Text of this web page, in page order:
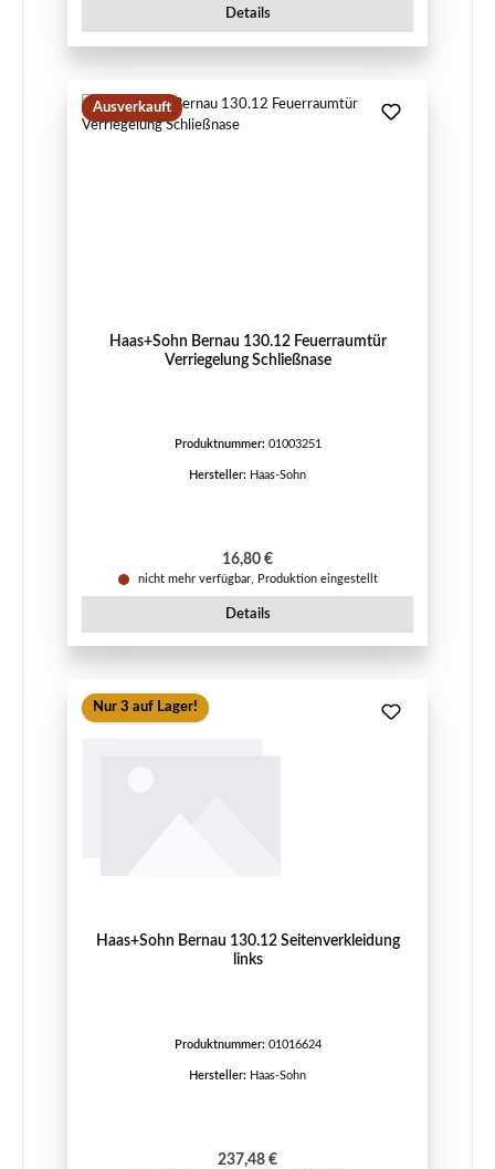
Details
Ausverkauft
Haas+Sohn Bernau 130.12 Feuerraumtür
Verriegelung Schließnase
Produktnummer: 01003251
Hersteller: Haas-Sohn
Regulärer Preis:
16,80 €
nicht mehr verfügbar, Produktion eingestellt
Details
Nur 3 auf Lager!
Haas+Sohn Bernau 130.12 Seitenverkleidung
links
Produktnummer: 01016624
Hersteller: Haas-Sohn
Regulärer Preis:
237,48 €